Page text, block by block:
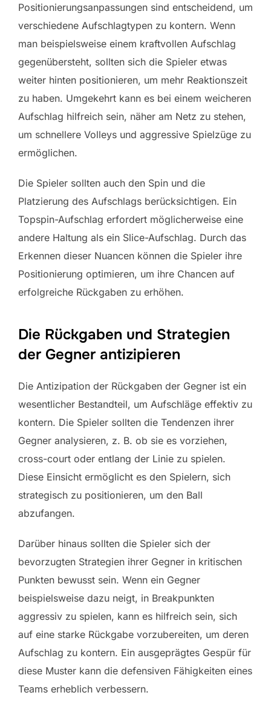
Positionierungsanpassungen sind entscheidend, um
verschiedene Aufschlagtypen zu kontern. Wenn
man beispielsweise einem kraftvollen Aufschlag
gegenübersteht, sollten sich die Spieler etwas
weiter hinten positionieren, um mehr Reaktionszeit
zu haben. Umgekehrt kann es bei einem weicheren
Aufschlag hilfreich sein, näher am Netz zu stehen,
um schnellere Volleys und aggressive Spielzüge zu
ermöglichen.
Die Spieler sollten auch den Spin und die
Platzierung des Aufschlags berücksichtigen. Ein
Topspin-Aufschlag erfordert möglicherweise eine
andere Haltung als ein Slice-Aufschlag. Durch das
Erkennen dieser Nuancen können die Spieler ihre
Positionierung optimieren, um ihre Chancen auf
erfolgreiche Rückgaben zu erhöhen.
Die Rückgaben und Strategien
der Gegner antizipieren
Die Antizipation der Rückgaben der Gegner ist ein
wesentlicher Bestandteil, um Aufschläge effektiv zu
kontern. Die Spieler sollten die Tendenzen ihrer
Gegner analysieren, z. B. ob sie es vorziehen,
cross-court oder entlang der Linie zu spielen.
Diese Einsicht ermöglicht es den Spielern, sich
strategisch zu positionieren, um den Ball
abzufangen.
Darüber hinaus sollten die Spieler sich der
bevorzugten Strategien ihrer Gegner in kritischen
Punkten bewusst sein. Wenn ein Gegner
beispielsweise dazu neigt, in Breakpunkten
aggressiv zu spielen, kann es hilfreich sein, sich
auf eine starke Rückgabe vorzubereiten, um deren
Aufschlag zu kontern. Ein ausgeprägtes Gespür für
diese Muster kann die defensiven Fähigkeiten eines
Teams erheblich verbessern.